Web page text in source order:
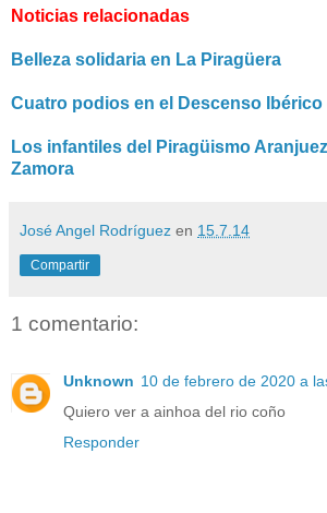
Noticias relacionadas
Belleza solidaria en La Piragüera
Cuatro podios en el Descenso Ibérico
Los infantiles del Piragüismo
Zamora
José Angel Rodríguez en 15.7.14
Compartir
1 comentario:
Unknown 10 de febrero de 2020 a
Quiero ver a ainhoa del rio coño
Responder